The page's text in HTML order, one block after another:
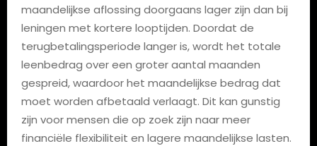
maandelijkse aflossing doorgaans lager zijn dan bij
leningen met kortere looptijden. Doordat de
terugbetalingsperiode langer is, wordt het totale
leenbedrag over een groter aantal maanden
gespreid, waardoor het maandelijkse bedrag dat
moet worden afbetaald verlaagt. Dit kan gunstig
zijn voor mensen die op zoek zijn naar meer
financiële flexibiliteit en lagere maandelijkse lasten.